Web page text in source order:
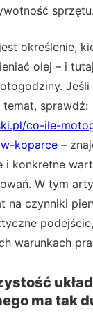
sprzętu.
określenie,
olej – i
Jeśli
temat, sprawdź:
co-ile-
koparce –
i konkretne
W tym
na czynniki
warunkach
ma tak